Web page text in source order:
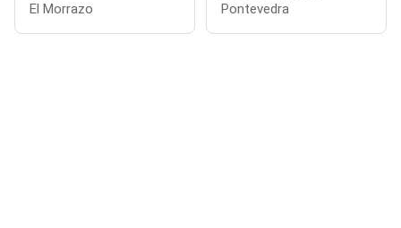
El Morrazo Pontevedra